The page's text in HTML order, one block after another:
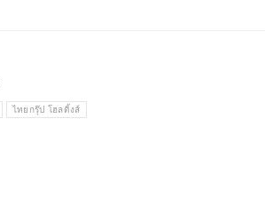
ไทยกรุ๊ป โฮลดิ้งส์